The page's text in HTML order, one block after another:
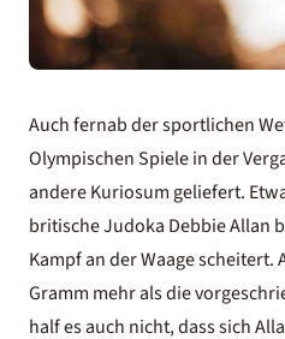
Auch fernab der sportlichen
Olympischen Spiele in der
andere Kuriosum geliefert.
britische Judoka Debbie Allan
Kampf an der Waage scheitert.
Gramm mehr als die
half es auch nicht, dass sich